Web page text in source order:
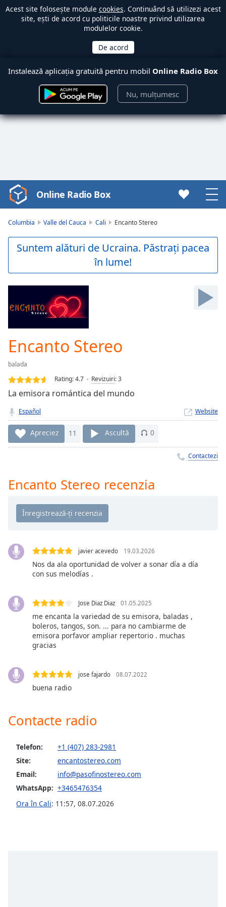
Acest site folosește module cookies. Continuând să utilizezi acest
site, ești de acord cu politicile noastre privind utilizarea
modulelor cookie.
Instalează aplicația gratuită pentru mobil Online Radio Box
Nu, mulțumesc
Video
Player
Play
Video
Skip
Forward
Mute
Loaded
0.00%
Stream
Seek to
live,
currently
behind
liveLIVE
Playback
Rate
Chapters
Descriptions
descriptions
off
selected
settings ,
opens
subtitles
subtitles
selected
Track
in-
Picture
Online Radio Box
Columbia Valle del Cauca Cali Encanto Stereo
Suntem alături de Ucraina. Păstrați pacea
în lume!
Encanto Stereo
balada
Rating:4.7 Revizuiri:3
La emisora romántica del mundo
Español Website
Apreciez 11 Ascultă 0
Contactezi
Encanto Stereo recenzia
javier acevedo 19.03.2026
Nos da ala oportunidad de volver a sonar día a día
con sus melodías .
Jose Diaz Diaz 01.05.2025
me encanta la variedad de su emisora, baladas ,
boleros, tangos, son. ... para no cambiarme de
emisora porfavor ampliar repertorio . muchas
gracias
jose fajardo 08.07.2022
buena radio
Contacte radio
Telefon:
+1 (407) 283-2981
Site:
encantostereo.com
Email:
info@pasofinostereo.com
WhatsApp: +3465476354
Ora în Cali: 11:57, 08.07.2026